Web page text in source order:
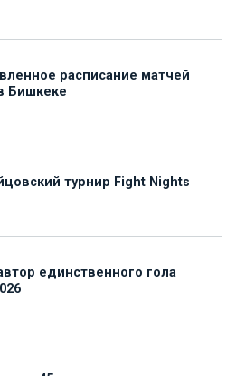
расписание матчей
Бишкеке
турнир Fight Nights
единственного гола